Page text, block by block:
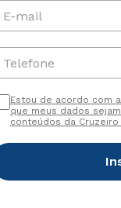
E-mail
Telefone
Estou de acordo com
que meus dados
conteúdos da Cruzeiro